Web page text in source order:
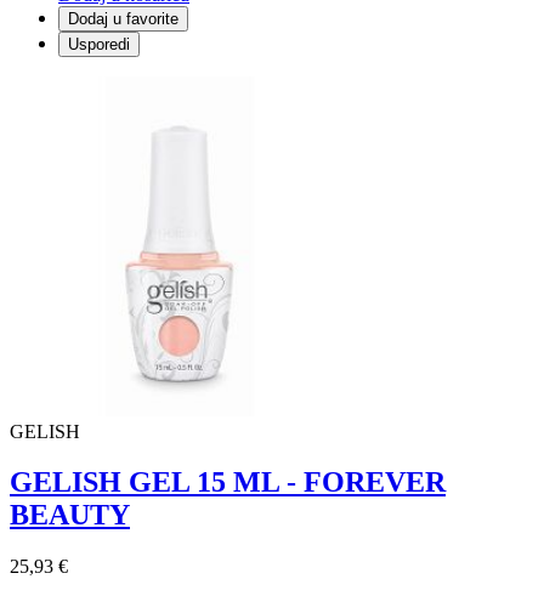
Dodaj u favorite
Usporedi
GELISH
GELISH GEL 15 ML - FOREVER
BEAUTY
25,93 €